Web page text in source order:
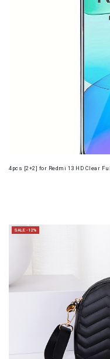
4pcs [2+2] for Redmi 13 HD Clear
SALE -12%